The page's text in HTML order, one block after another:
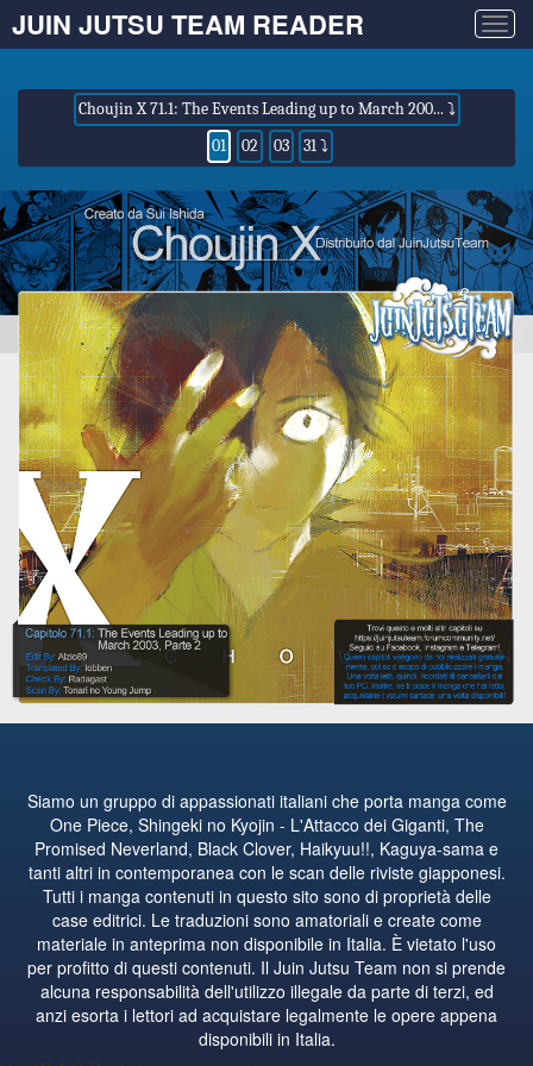
JUIN JUTSU TEAM READER
Choujin X 71.1: The Events Leading up to March 200... ⤵
01
02 03 31 ⤵
Siamo un gruppo di appassionati italiani che porta manga come
One Piece, Shingeki no Kyojin - L'Attacco dei Giganti, The
Promised Neverland, Black Clover, Haikyuu!!, Kaguya-sama e
tanti altri in contemporanea con le scan delle riviste giapponesi.
Tutti i manga contenuti in questo sito sono di proprietà delle
case editrici. Le traduzioni sono amatoriali e create come
materiale in anteprima non disponibile in Italia. È vietato l'uso
per profitto di questi contenuti. Il Juin Jutsu Team non si prende
alcuna responsabilità dell'utilizzo illegale da parte di terzi, ed
anzi esorta i lettori ad acquistare legalmente le opere appena
disponibili in Italia.